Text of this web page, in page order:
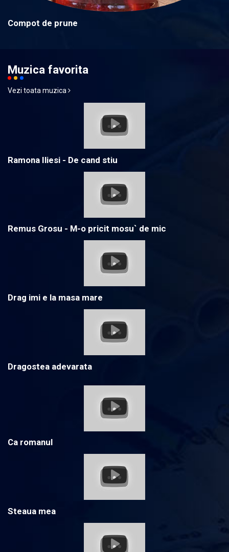
Compot de prune
Muzica favorita
Vezi toata muzica
Ramona Iliesi - De cand stiu
Remus Grosu - M-o pricit mosu` de mic
Drag imi e la masa mare
Dragostea adevarata
Ca romanul
Steaua mea